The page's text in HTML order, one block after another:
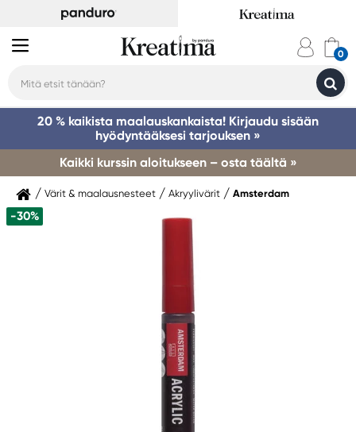
20 % kaikista maalauskankaista! Kirjaudu sisään
hyödyntääksesi tarjouksen »
Kaikki kurssin aloitukseen – osta täältä »
Värit & maalausnesteet Akryylivärit Amsterdam
-30%